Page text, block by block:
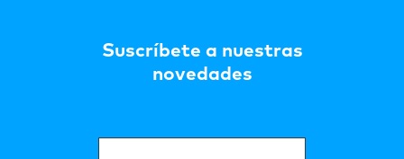
Suscríbete a nuestras
novedades